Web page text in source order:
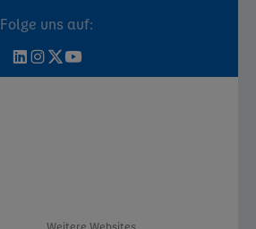
Folge uns auf: